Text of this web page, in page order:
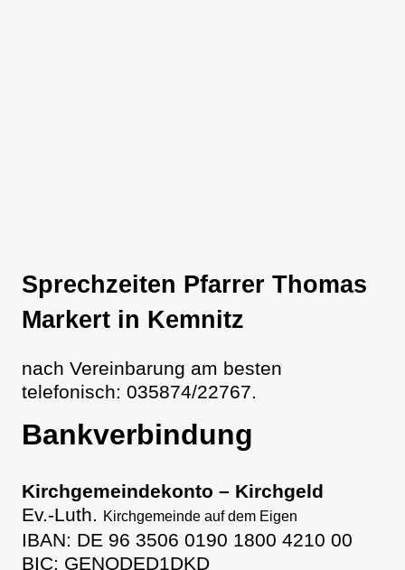
Sprechzeiten Pfarrer Thomas
Markert in Kemnitz
nach Vereinbarung am besten
telefonisch: 035874/22767.
Bankverbindung
Kirchgemeindekonto – Kirchgeld
Ev.-Luth. Kirchgemeinde auf dem Eigen
IBAN: DE 96 3506 0190 1800 4210 00
BIC: GENODED1DKD